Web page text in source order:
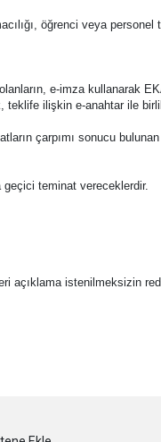
öğrenci veya personel
e-imza kullanarak
teklife ilişkin e-anahtar ile
çarpımı sonucu
teminat vereceklerdir.
açıklama istenilmeksizin